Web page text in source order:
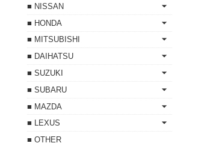
■ NISSAN
■ HONDA
■ MITSUBISHI
■ DAIHATSU
■ SUZUKI
■ SUBARU
■ MAZDA
■ LEXUS
■ OTHER